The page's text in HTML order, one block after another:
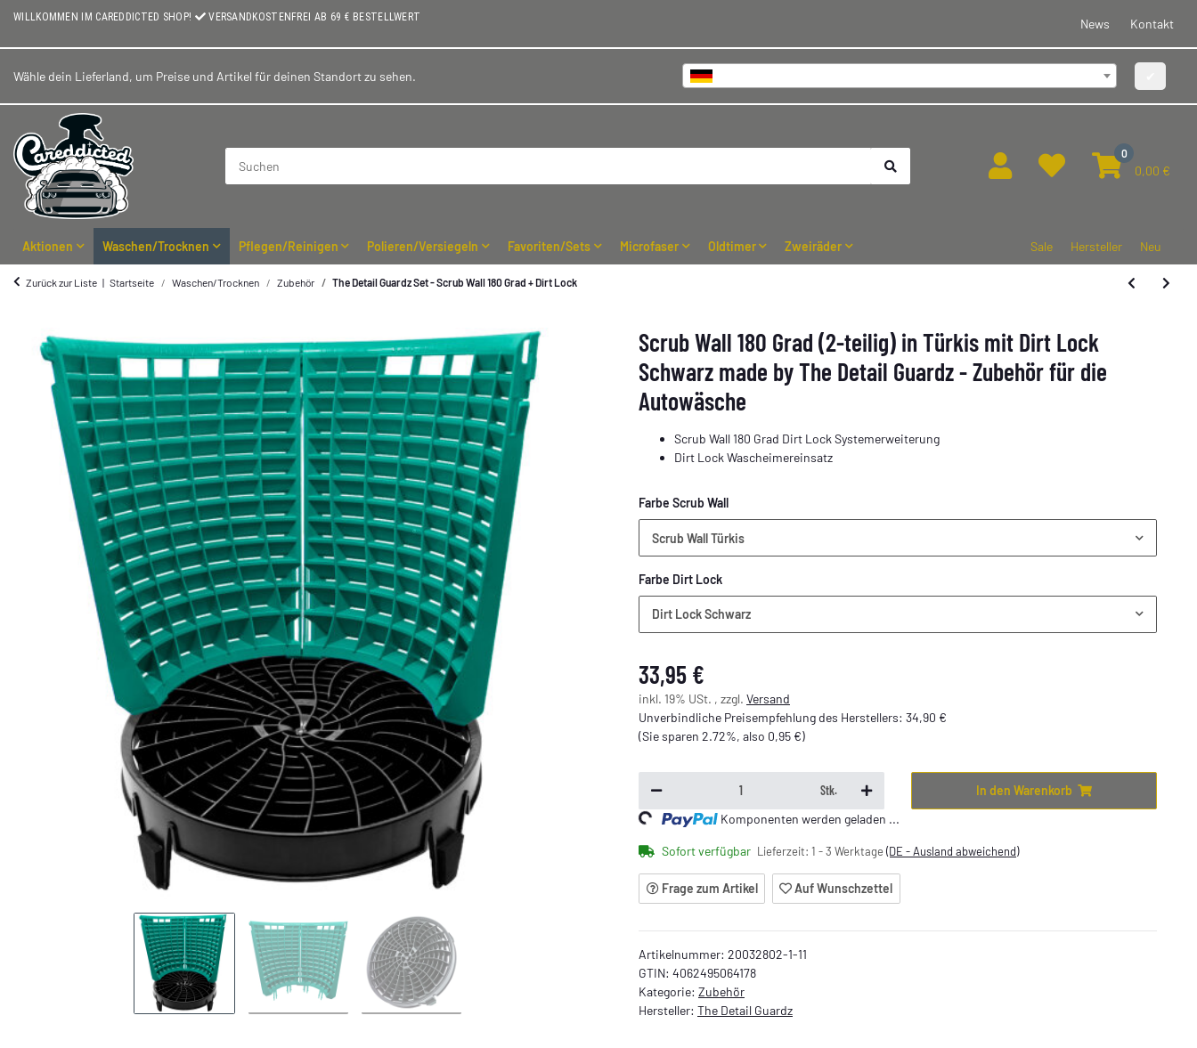
News Kontakt
WILLKOMMEN IM CAREDDICTED SHOP! VERSANDKOSTENFREI AB 69 € BESTELLWERT
Wähle dein Lieferland, um Preise und Artikel für deinen Standort zu sehen.
0
0,00 €
Aktionen Waschen/Trocknen Pflegen/Reinigen Polieren/Versiegeln Favoriten/Sets Microfaser Oldtimer Zweiräder Sale Hersteller Neu
Zurück zur Liste Startseite Waschen/Trocknen Zubehör The Detail Guardz Set - Scrub Wall 180 Grad + Dirt Lock
Scrub Wall 180 Grad (2-teilig) in Türkis mit Dirt Lock
Schwarz made by The Detail Guardz - Zubehör für die
Autowäsche
Scrub Wall 180 Grad Dirt Lock Systemerweiterung
Dirt Lock Wascheimereinsatz
Farbe Scrub Wall
Scrub Wall Türkis
Farbe Dirt Lock
Dirt Lock Schwarz
33,95 €
inkl. 19% USt. , zzgl. Versand
Unverbindliche Preisempfehlung des Herstellers: 34,90 €
(Sie sparen 2.72%, also 0,95 €)
Stk. In den Warenkorb
Loading... Komponenten werden geladen ...
Sofort verfügbar Lieferzeit: 1 - 3 Werktage (DE - Ausland abweichend)
Frage zum Artikel Auf Wunschzettel
Artikelnummer: 20032802-1-11
GTIN: 4062495064178
Kategorie: Zubehör
Hersteller: The Detail Guardz